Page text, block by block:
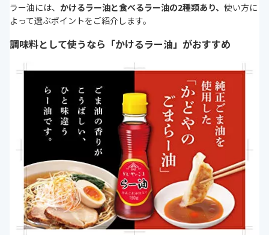
ラー油には、 かけるラー油と食べるラー油の2種類あり、 使い方に
よって選ぶポイントをご紹介します。
調味料として使うなら「かけるラー油」がおすすめ